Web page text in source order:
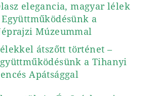
elegancia, magyar lélek
Együttműködésünk a
Múzeummal
átszőtt történet –
a Tihanyi
Apátsággal